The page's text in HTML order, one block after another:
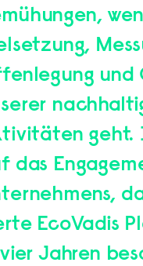
und
geht.
das
EcoVadis
Jahren